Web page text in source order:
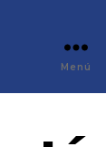
Menú